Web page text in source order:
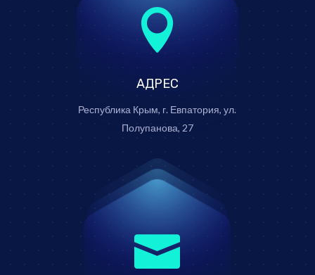

АДРЕС
Республика Крым, г. Евпатория, ул.
Полупанова, 27
